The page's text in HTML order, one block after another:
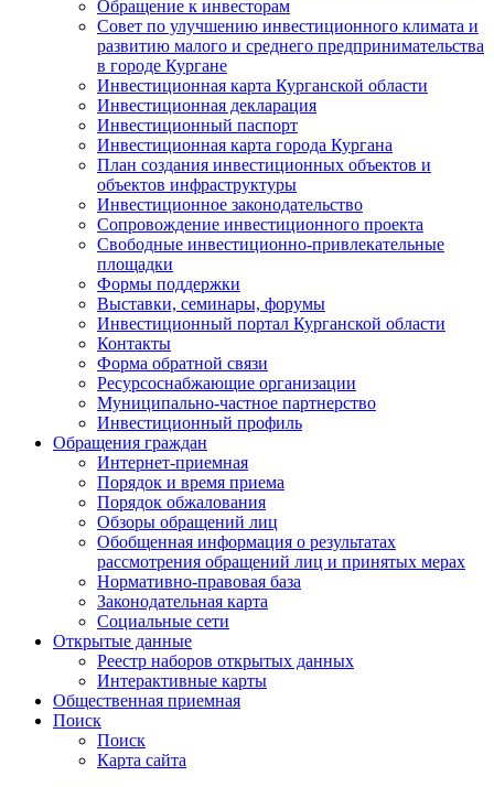
Обращение к инвесторам
Совет по улучшению инвестиционного климата и
развитию малого и среднего предпринимательства
в городе Кургане
Инвестиционная карта Курганской области
Инвестиционная декларация
Инвестиционный паспорт
Инвестиционная карта города Кургана
План создания инвестиционных объектов и
объектов инфраструктуры
Инвестиционное законодательство
Сопровождение инвестиционного проекта
Свободные инвестиционно-привлекательные
площадки
Формы поддержки
Выставки, семинары, форумы
Инвестиционный портал Курганской области
Контакты
Форма обратной связи
Ресурсоснабжающие организации
Муниципально-частное партнерство
Инвестиционный профиль
Обращения граждан
Интернет-приемная
Порядок и время приема
Порядок обжалования
Обзоры обращений лиц
Обобщенная информация о результатах
рассмотрения обращений лиц и принятых мерах
Нормативно-правовая база
Законодательная карта
Социальные сети
Открытые данные
Реестр наборов открытых данных
Интерактивные карты
Общественная приемная
Поиск
Поиск
Карта сайта